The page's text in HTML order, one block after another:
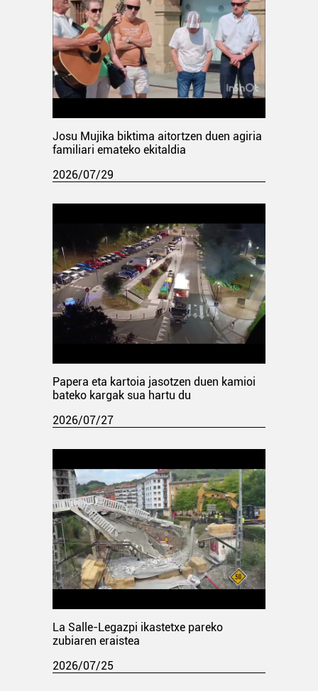
Josu Mujika biktima aitortzen duen agiria
familiari emateko ekitaldia
2026/07/29
Papera eta kartoia jasotzen duen kamioi
bateko kargak sua hartu du
2026/07/27
La Salle-Legazpi ikastetxe pareko
zubiaren eraistea
2026/07/25